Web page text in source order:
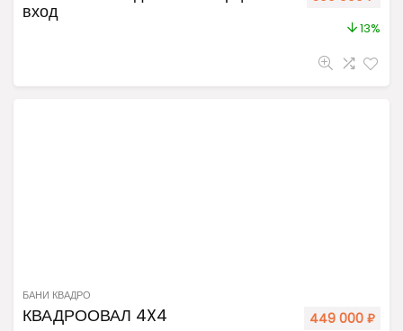
вход
13%
БАНИ КВАДРО
КВАДРООВАЛ 4X4 449 000 ₽